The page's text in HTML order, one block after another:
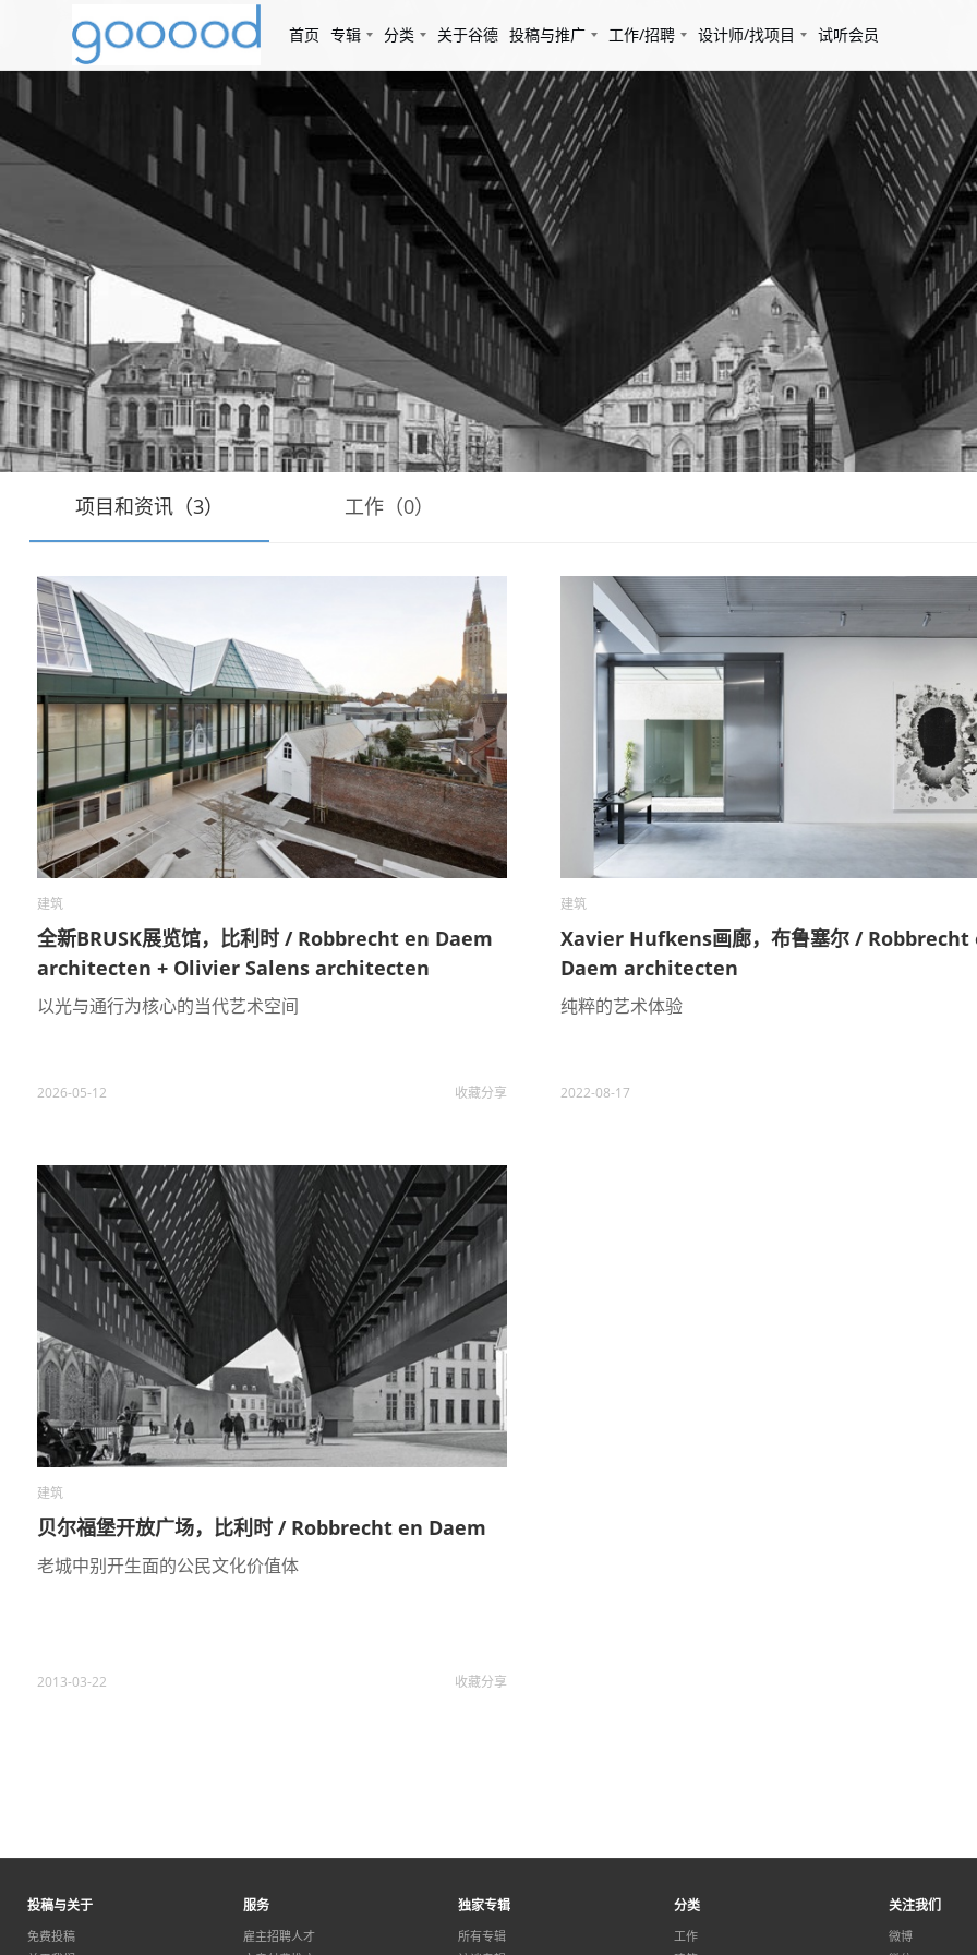
首页 专辑 分类 关于谷德 投稿与推广 工作/招聘 设计师/找项目 试听会员
项目和资讯（3） 工作（0）
建筑
全新BRUSK展览馆，比利时 / Robbrecht en Daem
architecten + Olivier Salens architecten
以光与通行为核心的当代艺术空间
2026-05-12 收藏分享
建筑
Xavier Hufkens画廊，布鲁塞尔 / Robbrecht
Daem architecten
纯粹的艺术体验
2022-08-17
建筑
贝尔福堡开放广场，比利时 / Robbrecht en Daem
老城中别开生面的公民文化价值体
2013-03-22 收藏分享
投稿与关于
免费投稿
服务
雇主招聘人才
独家专辑
所有专辑
分类
工作
关注我们
微博